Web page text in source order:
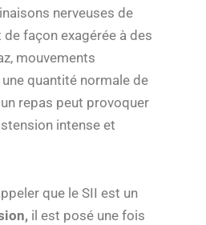
nerveuses de
de façon exagérée à des
mouvements
quantité normale de
repas peut provoquer
intense et
que le SII est un
il est posé une fois